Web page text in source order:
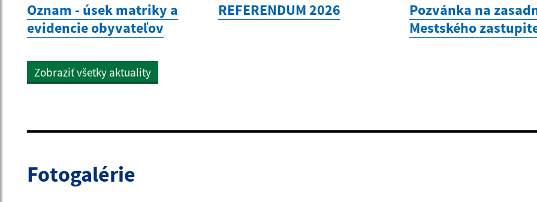
Oznam - úsek matriky a
evidencie obyvateľov
REFERENDUM 2026
Pozvánka na
Mestského
Zobraziť všetky aktuality
Fotogalérie